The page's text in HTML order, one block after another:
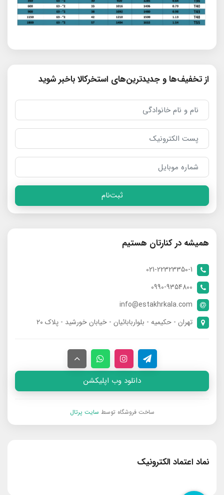
از تخفیف‌ها و جدیدترین‌های استخرکالا باخبر شوید
ثبت‌نام
همیشه در کنارتان هستیم
021-22323350-1
0990-9354800
info@estakhrkala.com
تهران - حکیمیه - بلواربابائیان - خیابان خورشید - پلاک ۲۰
دانلود وب اپلیکشن
ساخت فروشگاه توسط سایت پرتال
نماد اعتماد الکترونیک